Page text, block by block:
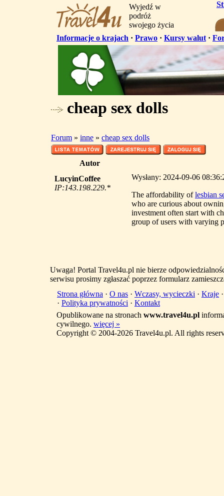
Wyjedź w
podróż
swojego życia
Informacje o krajach · Prawo · Kursy walut ·
cheap sex dolls
Forum » inne » cheap sex dolls
Autor
LucyinCoffee
IP:143.198.229.*
Wysłany: 2024-09-06
The affordability oflesbian
who are curious about
investment often start with
group of users with varying
Uwaga! Portal Travel4u.pl nie bierze
serwisu prosimy zgłaszać poprzez formularz
Strona główna · O nas · Wczasy, wycieczki · Kraje
· Polityka prywatności · Kontakt
Opublikowane na stronach www.travel4u.pl
cywilnego. więcej »
Copyright © 2004-2026 Travel4u.pl. All rights